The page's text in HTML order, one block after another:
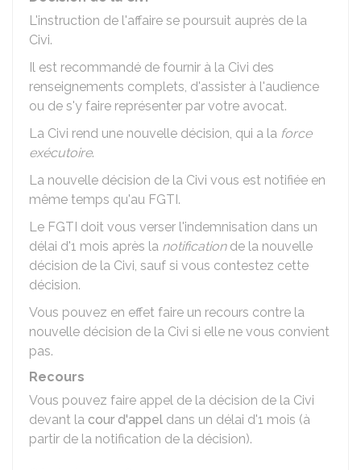
L'instruction de l'affaire se poursuit auprès de la
Civi.
Il est recommandé de fournir à la Civi des
renseignements complets, d'assister à l'audience
ou de s'y faire représenter par votre avocat.
La Civi rend une nouvelle décision, qui a la force
exécutoire.
La nouvelle décision de la Civi vous est notifiée en
même temps qu'au FGTI.
Le FGTI doit vous verser l'indemnisation dans un
délai d'1 mois après la notificationde la nouvelle
décision de la Civi, sauf si vous contestez cette
décision.
Vous pouvez en effet faire un recours contre la
nouvelle décision de la Civi si elle ne vous convient
pas.
Recours
Vous pouvez faire appel de la décision de la Civi
devant la cour d'appel dans un délai d'1 mois (à
partir de la notification de la décision).